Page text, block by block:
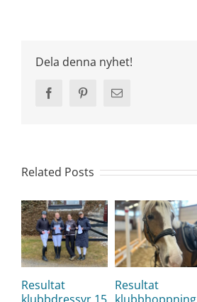
Dela denna nyhet!
FacebookPinterestEmail
Related Posts
Resultat
Resultat